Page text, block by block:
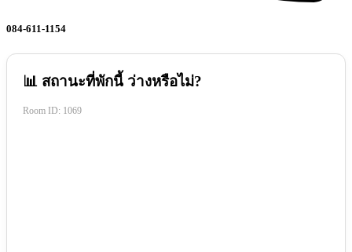
084-611-1154
📊 สถานะที่พักนี้ ว่างหรือไม่?
Room ID: 1069